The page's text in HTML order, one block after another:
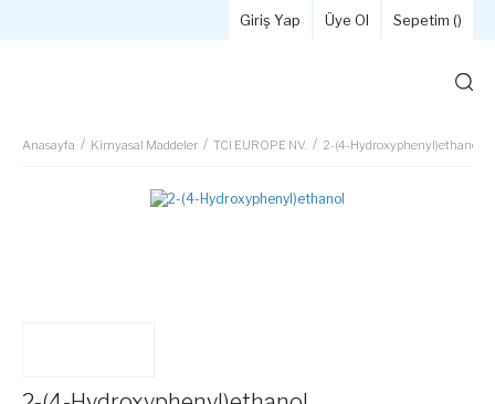
Giriş Yap Üye Ol Sepetim ()
Anasayfa Kimyasal Maddeler TCI EUROPE NV. 2-(4-Hydroxyphenyl)ethanol